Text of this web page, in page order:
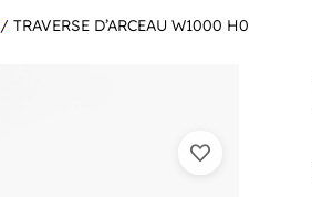
/ TRAVERSE D’ARCEAU W1000 H0